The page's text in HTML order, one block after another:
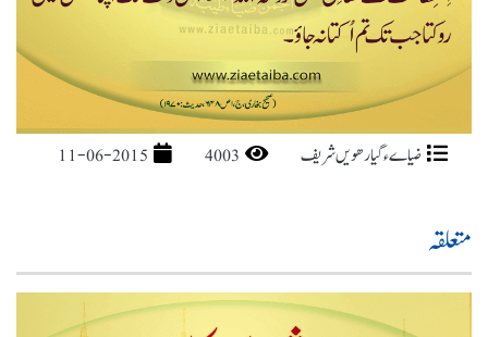
11-06-2015 4003 ضیاےء گیارھویں شریف
متعلقہ